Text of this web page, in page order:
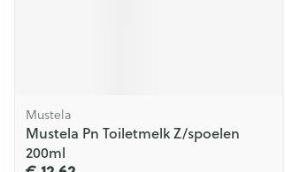
Mustela
Mustela Pn Toiletmelk Z/spoelen
200ml